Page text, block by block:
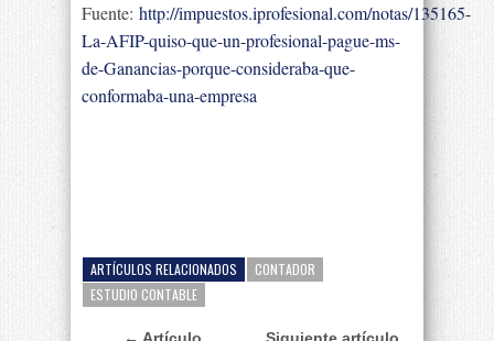
Fuente: http://impuestos.iprofesional.com/notas/135165-
La-AFIP-quiso-que-un-profesional-pague-ms-
de-Ganancias-porque-consideraba-que-
conformaba-una-empresa
ARTÍCULOS RELACIONADOS
CONTADOR
ESTUDIO CONTABLE